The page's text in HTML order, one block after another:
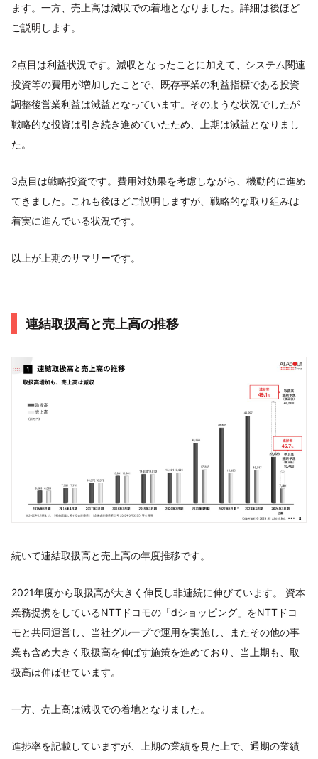
ます。一方、売上高は減収での着地となりました。詳細は後ほど
ご説明します。
2点目は利益状況です。減収となったことに加えて、システム関連
投資等の費用が増加したことで、既存事業の利益指標である投資
調整後営業利益は減益となっています。そのような状況でしたが
戦略的な投資は引き続き進めていたため、上期は減益となりまし
た。
3点目は戦略投資です。費用対効果を考慮しながら、機動的に進め
てきました。これも後ほどご説明しますが、戦略的な取り組みは
着実に進んでいる状況です。
以上が上期のサマリーです。
連結取扱高と売上高の推移
続いて連結取扱高と売上高の年度推移です。
2021年度から取扱高が大きく伸長し非連続に伸びています。 資本
業務提携をしているNTTドコモの「dショッピング」をNTTドコ
モと共同運営し、当社グループで運用を実施し、またその他の事
業も含め大きく取扱高を伸ばす施策を進めており、当上期も、取
扱高は伸ばせています。
一方、売上高は減収での着地となりました。
進捗率を記載していますが、上期の業績を見た上で、通期の業績